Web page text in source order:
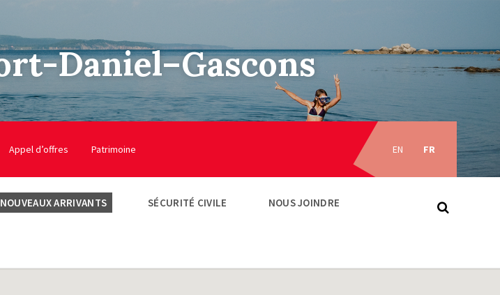
Daniel–Gascons
Appel d’offres
Patrimoine
Choose
EN FR
NOUVEAUX ARRIVANTS SÉCURITÉ CIVILE NOUS JOINDRE